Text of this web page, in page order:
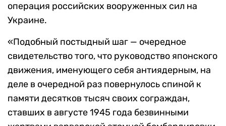
операция российских вооруженных сил на
Украине.
«Подобный постыдный шаг — очередное
свидетельство того, что руководство японского
движения, именующего себя антиядерным, на
деле в очередной раз повернулось спиной к
памяти десятков тысяч своих сограждан,
ставших в августе 1945 года безвинными